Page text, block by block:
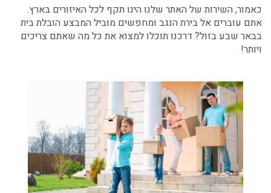
כאמור, השירות של האתר שלנו הינו תקף לכל האיזורים בארץ.
אתם עוברים אל בירת הנגב ומחפשים מוביל המבצע הובלת בית
בבאר שבע בזול? דרכנו תוכלו למצוא את כל מה שאתם צריכים
ויותר!